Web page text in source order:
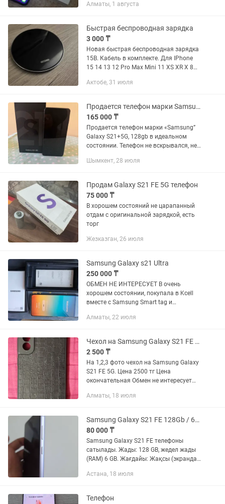
15 Pro, 15, 15 Plus iPhone 14 Pro Max, 14
Алматы, 1 августа
Быстрая беспроводная зарядка
3 000 ₸
Новая быстрая беспроводная зарядка
15В. Кабель в комплекте. Для IPhone
15 14 13 12 Pro Max Mini 11 XS XR X 8
Galaxy S24/S23/S23 Ultra/S22/S22+/S22
Актобе, 31 июля
Продается телефон марки Samsung Galaxy S21 плюс 5G
165 000 ₸
Продается телефон марки «Samsung”
Galaxy S21+5G, 128gb в идеальном
состоянии. Телефон не вскрывался, не
100%. Работает без нареканий.
Шымкент, 28 июля
Продам Galaxy S21 FE 5G телефон
75 000 ₸
В хорошем состояний не царапанный
отдам с оригинальной зарядкой, есть
торг
Жезказган, 26 июля
Samsung Galaxy s21 Ultra
250 000 ₸
ОБМЕН НЕ ИНТЕРЕСУЕТ В очень
хорошем состоянии, покупала в Kcell
вместе с Samsung Smart tag и
использовался очень короткое время,
Алматы, 22 июля
Чехол на Samsung Galaxy S21 FE 5G
2 500 ₸
На 1,2,3 фото чехол на Samsung Galaxy
S21 FE 5G. Цена 2500 тг Цена
окончательная Обмен не интересует
район мкр Карагайлы Смотрите и
Алматы, 18 июля
Samsung Galaxy S21 FE 128Gb / 6Gb RAM
80 000 ₸
Samsung Galaxy S21 FE телефоны
сатылады. Жады: 128 GB, жедел жады
(RAM) 6 GB. Жағдайы: Жақсы (экранда
және қорғаныс әйнегімен
Астана, 18 июля
Телефон